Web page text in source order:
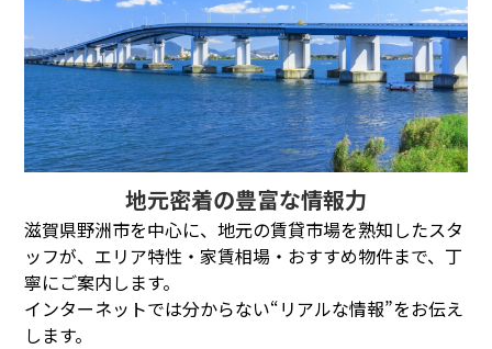
地元密着の豊富な情報力
滋賀県野洲市を中心に、地元の賃貸市場を熟知したスタ
ッフが、エリア特性・家賃相場・おすすめ物件まで、丁
寧にご案内します。
インターネットでは分からない“リアルな情報”をお伝え
します。